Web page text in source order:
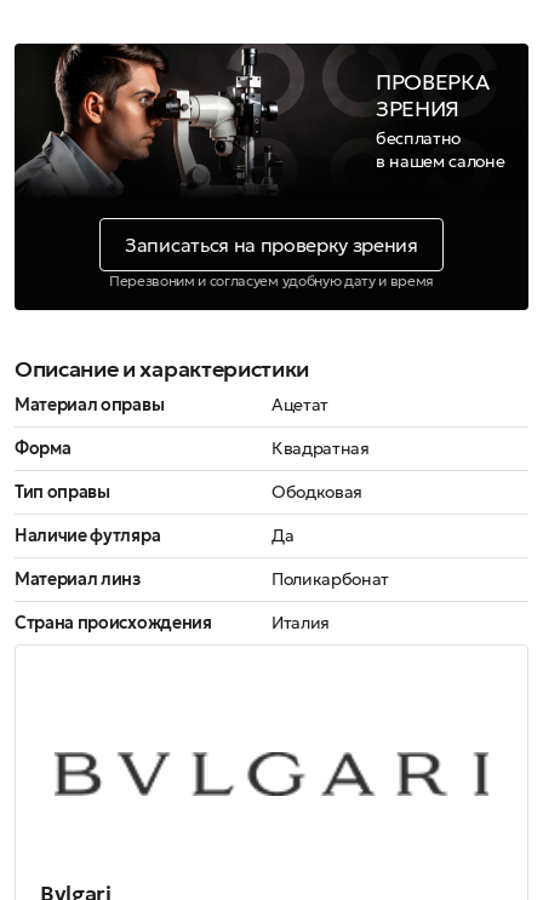
ПРОВЕРКА
ЗРЕНИЯ
бесплатно
в нашем салоне
Записаться на проверку зрения
Перезвоним и согласуем удобную дату и время
Описание и характеристики
Материал оправы
Ацетат
Форма
Квадратная
Тип оправы
Ободковая
Наличие футляра
Да
Материал линз
Поликарбонат
Страна происхождения
Италия
Bvlgari